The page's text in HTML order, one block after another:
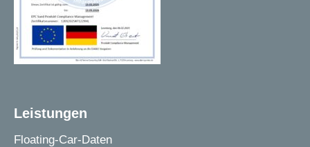
Leistungen
Floating-Car-Daten